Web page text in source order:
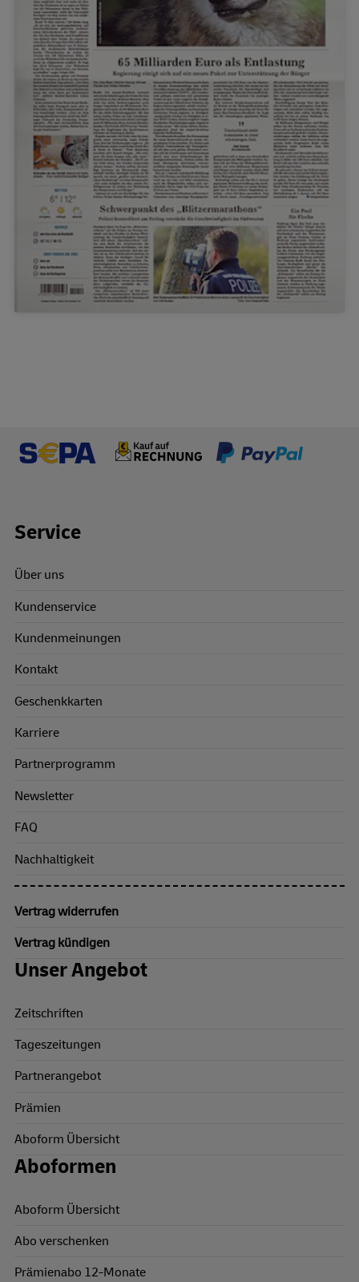
Footer Links
Service
Über uns
Kundenservice
Kundenmeinungen
Kontakt
Geschenkkarten
Karriere
Partnerprogramm
Newsletter
FAQ
Nachhaltigkeit
Vertrag widerrufen
Vertrag kündigen
Unser Angebot
Zeitschriften
Tageszeitungen
Partnerangebot
Prämien
Aboform Übersicht
Aboformen
Aboform Übersicht
Abo verschenken
Prämienabo 12-Monate